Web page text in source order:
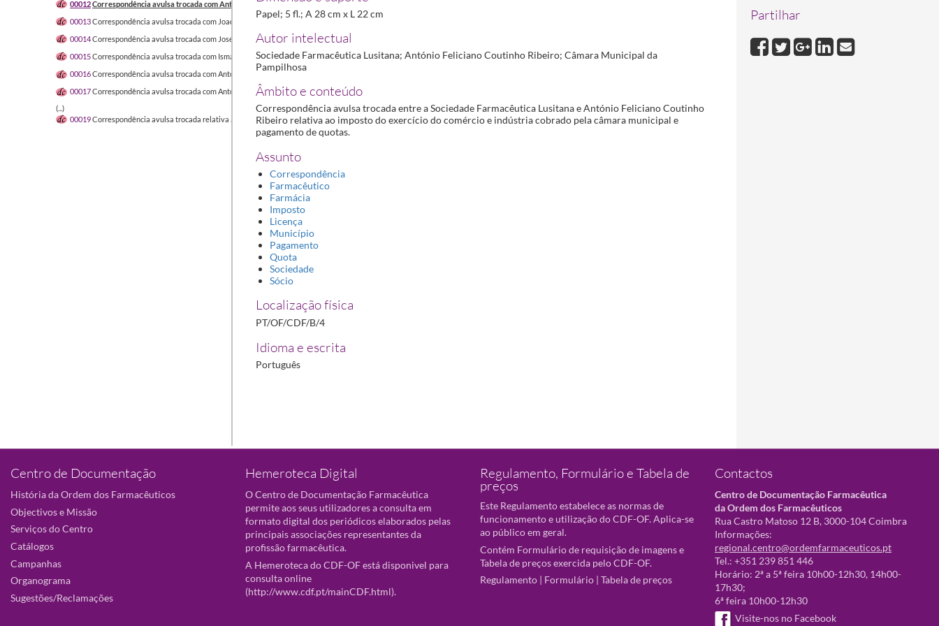
00012Correspondência avulsa trocada com António Feliciano Coutinho Ribeiro 1927-07-01/1928-06-30
00013Correspondência avulsa trocada com Joaquim Mendes Ribeiro
00014Correspondência avulsa trocada com José Maria Pinto Fonseca1927-07-27/1933-02-07
00015Correspondência avulsa trocada com Ismael Soares da Silva Ribeiro1927-08-29/1929-09-14
00016Correspondência avulsa trocada com António Fernandes
00017Correspondência avulsa trocada com António da Atouguia Machado Pimenta1927-11-25/1928-05-21
(...)
00019Correspondência avulsa trocada relativa ao Centenário de Marcelin Berthelot1927-12-31/1929-02-07
Partilhar
Papel; 5 fl.; A 28 cm x L 22 cm
Autor intelectual
Sociedade Farmacêutica Lusitana; António Feliciano Coutinho Ribeiro; Câmara Municipal da
Pampilhosa
Âmbito e conteúdo
Correspondência avulsa trocada entre a Sociedade Farmacêutica Lusitana e António Feliciano Coutinho
Ribeiro relativa ao imposto do exercício do comércio e indústria cobrado pela câmara municipal e
pagamento de quotas.
Assunto
Correspondência
Farmacêutico
Farmácia
Imposto
Licença
Município
Pagamento
Quota
Sociedade
Sócio
Localização física
PT/OF/CDF/B/4
Idioma e escrita
Português
Centro de Documentação
História da Ordem dos Farmacêuticos
Objectivos e Missão
Serviços do Centro
Catálogos
Campanhas
Organograma
Sugestões/Reclamações
Hemeroteca Digital
O Centro de Documentação Farmacêutica
permite aos seus utilizadores a consulta em
formato digital dos periódicos elaborados pelas
principais associações representantes da
profissão farmacêutica.
A Hemeroteca do CDF-OF está disponivel para
consulta online
(http://www.cdf.pt/mainCDF.html).
Regulamento, Formulário e Tabela de
preços
Este Regulamento estabelece as normas de
funcionamento e utilização do CDF-OF. Aplica-se
ao público em geral.
Contém Formulário de requisição de imagens e
Tabela de preços exercida pelo CDF-OF.
Regulamento | Formulário | Tabela de preços
Contactos
Centro de Documentação Farmacêutica
da Ordem dos Farmacêuticos
Rua Castro Matoso 12 B, 3000-104 Coimbra
Informações:
regional.centro@ordemfarmaceuticos.pt
Tel.: +351 239 851 446
Horário: 2ª a 5ª feira 10h00-12h30, 14h00-
17h30;
6ª feira 10h00-12h30
Visite-nos no Facebook